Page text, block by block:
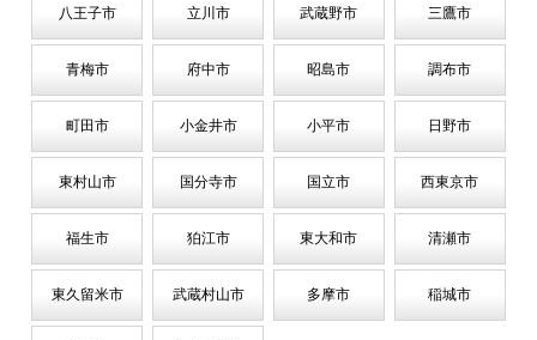
八王子市 立川市 武蔵野市 三鷹市
青梅市 府中市 昭島市 調布市
町田市 小金井市 小平市 日野市
東村山市 国分寺市 国立市 西東京市
福生市 狛江市 東大和市 清瀬市
東久留米市 武蔵村山市 多摩市 稲城市